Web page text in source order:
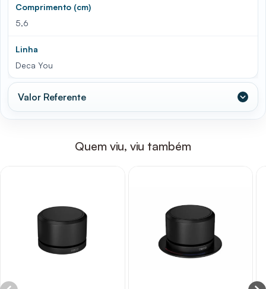
Comprimento (cm)
5,6
Linha
Deca You
Valor Referente
Quem viu, viu também